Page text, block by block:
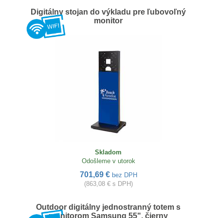
Digitálny stojan do výkladu pre ľubovoľný
monitor
Skladom
Odošleme v utorok
701,69 € bez DPH
(863,08 € s DPH)
Outdoor digitálny jednostranný totem s
monitorom Samsung 55", čierny